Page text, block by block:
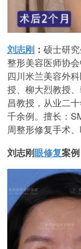
刘志刚 ： 硕士研
整形美容医师协
四川米兰美容外
授、柳大烈教授
昌教授，从业二
千余例。擅长：
周整形修复手术
刘志刚眼修复案例